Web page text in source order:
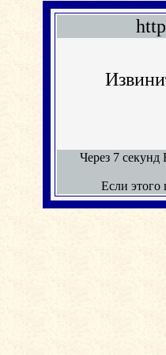
Через 7
Если этого